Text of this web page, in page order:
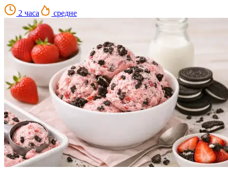
2 часа средне